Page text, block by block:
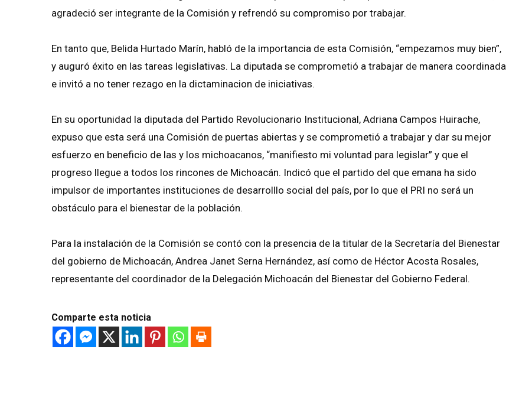
agradeció ser integrante de la Comisión y refrendó su compromiso por trabajar.
En tanto que, Belida Hurtado Marín, habló de la importancia de esta Comisión, “empezamos muy bien”,
y auguró éxito en las tareas legislativas. La diputada se comprometió a trabajar de manera coordinada
e invitó a no tener rezago en la dictaminacion de iniciativas.
En su oportunidad la diputada del Partido Revolucionario Institucional, Adriana Campos Huirache,
expuso que esta será una Comisión de puertas abiertas y se comprometió a trabajar y dar su mejor
esfuerzo en beneficio de las y los michoacanos, “manifiesto mi voluntad para legislar” y que el
progreso llegue a todos los rincones de Michoacán. Indicó que el partido del que emana ha sido
impulsor de importantes instituciones de desarrolllo social del país, por lo que el PRI no será un
obstáculo para el bienestar de la población.
Para la instalación de la Comisión se contó con la presencia de la titular de la Secretaría del Bienestar
del gobierno de Michoacán, Andrea Janet Serna Hernández, así como de Héctor Acosta Rosales,
representante del coordinador de la Delegación Michoacán del Bienestar del Gobierno Federal.
Comparte esta noticia